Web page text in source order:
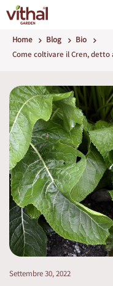
Home Blog
Bio
Come coltivare il Cren,
Settembre 30, 2022